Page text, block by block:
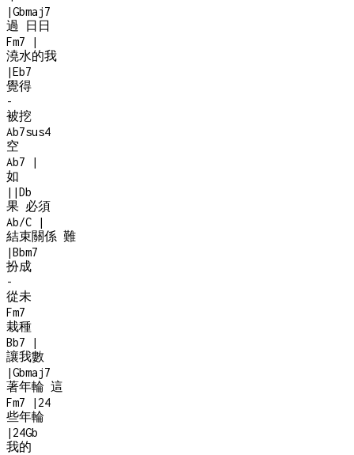
|Gbmaj7
過 日日
Fm7
|
澆水的我
|Eb7
覺得
-
被挖
Ab7sus4
空
Ab7
|
如
| |Db
果 必須
Ab/C
|
結束關係 難
|Bbm7
扮成
-
從未
Fm7
栽種
Bb7
|
讓我數
|Gbmaj7
著年輪 這
Fm7
| 24
些年輪
| 24Gb
我的